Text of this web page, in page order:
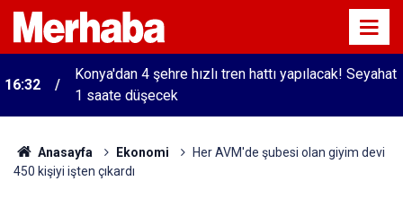
16:32
Konya'dan 4 şehre hızlı tren hattı yapılacak! Seyahat
1 saate düşecek
Anasayfa Ekonomi
Her AVM'de şubesi olan giyim devi
450 kişiyi işten çıkardı